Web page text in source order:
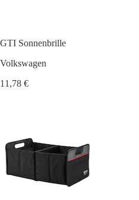
GTI Sonnenbrille
Volkswagen
11,78 €